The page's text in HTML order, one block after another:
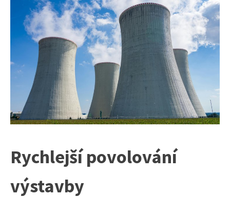
Rychlejší povolování
výstavby